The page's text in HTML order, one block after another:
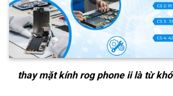
thay mặt kính rog phone iilà từ